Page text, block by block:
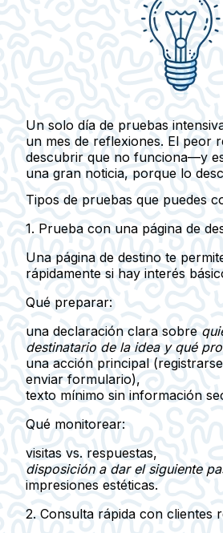
Un solo día de pruebas
un mes de reflexiones. El peor
descubrir que no funciona—y
una gran noticia, porque lo
Tipos de pruebas que puedes
1. Prueba con una página de
Una página de destino te
rápidamente si hay interés
Qué preparar:
una declaración clara sobre
destinatario de la idea y qué
una acción principal
enviar formulario),
texto mínimo sin información
Qué monitorear:
visitas vs. respuestas,
disposición a dar el siguiente
impresiones estéticas.
2. Consulta rápida con clientes